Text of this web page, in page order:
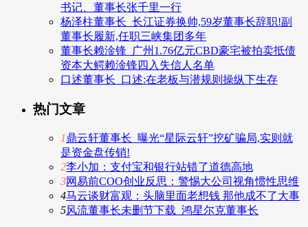
书记、董事长张千里一行
杨泽柱董事长_长江证券换帅,59岁董事长辞职!副
董事长履新,任职三峡集团多年
董事长赖淦锋_广州1.76亿元CBD豪宅被拍卖抵债
资本大鳄赖淦锋四入失信人名单
口述董事长_口述:在老板与潜规则操纵下生存
热门文章
1鼎云轩董事长_曝光“星际云轩”挖矿骗局,实则就
是资金盘传销!
2李小加：支付宝和银行站错了道德高地
3网易前COO创业反思：警惕大公司视角惯性思维
4马云谈财富观：头脑里面老想钱 那他成不了大事
5风流董事长未删节下载_鸿星尔克董事长